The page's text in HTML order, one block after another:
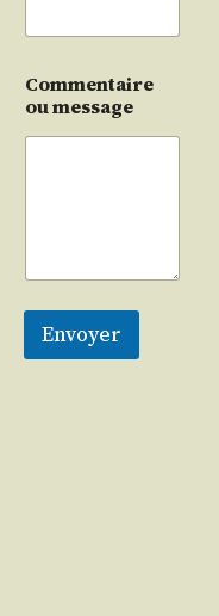
Commentaire
ou message
Envoyer